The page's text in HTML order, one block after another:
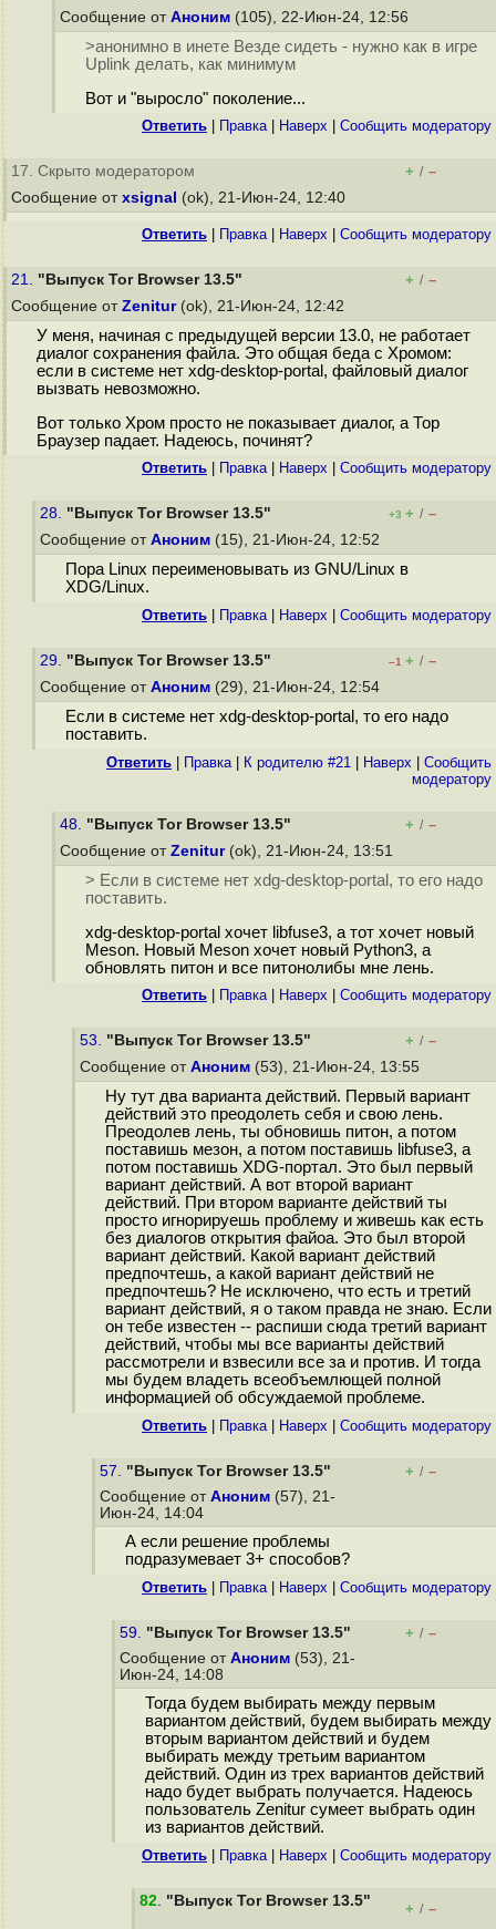
Сообщение от Аноним (105), 22-Июн-24, 12:56
>анонимно в инете Везде сидеть - нужно как в игре
Uplink делать, как минимум
Вот и "выросло" поколение...
Ответить Правка| Наверх Cообщить модератору
17. Скрыто модератором + / –
Сообщение от xsignal (ok), 21-Июн-24, 12:40
Ответить Правка| Наверх Cообщить модератору
21. "Выпуск Tor Browser 13.5" + / –
Сообщение от Zenitur(ok), 21-Июн-24, 12:42
У меня, начиная с предыдущей версии 13.0, не работает
диалог сохранения файла. Это общая беда с Хромом:
если в системе нет xdg-desktop-portal, файловый диалог
вызвать невозможно.
Вот только Хром просто не показывает диалог, а Тор
Браузер падает. Надеюсь, починят?
Ответить Правка| Наверх Cообщить модератору
28. "Выпуск Tor Browser 13.5" +3 + / –
Сообщение от Аноним (15), 21-Июн-24, 12:52
Пора Linux переименовывать из GNU/Linux в
XDG/Linux.
Ответить Правка| Наверх Cообщить модератору
29. "Выпуск Tor Browser 13.5" –1 + / –
Сообщение от Аноним (29), 21-Июн-24, 12:54
Если в системе нет xdg-desktop-portal, то его надо
поставить.
Ответить Правка| К родителю #21 Наверх
Cообщить
модератору
48. "Выпуск Tor Browser 13.5" + / –
Сообщение от Zenitur(ok), 21-Июн-24, 13:51
> Если в системе нет xdg-desktop-portal, то его надо
поставить.
xdg-desktop-portal хочет libfuse3, а тот хочет новый
Meson. Новый Meson хочет новый Python3, а
обновлять питон и все питонолибы мне лень.
Ответить Правка| Наверх Cообщить модератору
53. "Выпуск Tor Browser 13.5" + / –
Сообщение от Аноним (53), 21-Июн-24, 13:55
Ну тут два варианта действий. Первый вариант
действий это преодолеть себя и свою лень.
Преодолев лень, ты обновишь питон, а потом
поставишь мезон, а потом поставишь libfuse3, а
потом поставишь XDG-портал. Это был первый
вариант действий. А вот второй вариант
действий. При втором варианте действий ты
просто игнорируешь проблему и живешь как есть
без диалогов открытия файоа. Это был второй
вариант действий. Какой вариант действий
предпочтешь, а какой вариант действий не
предпочтешь? Не исключено, что есть и третий
вариант действий, я о таком правда не знаю. Если
он тебе известен -- распиши сюда третий вариант
действий, чтобы мы все варианты действий
рассмотрели и взвесили все за и против. И тогда
мы будем владеть всеобъемлющей полной
информацией об обсуждаемой проблеме.
Ответить Правка| Наверх Cообщить модератору
57. "Выпуск Tor Browser 13.5" + / –
Сообщение от Аноним (57), 21-
Июн-24, 14:04
А если решение проблемы
подразумевает 3+ способов?
Ответить Правка| Наверх Cообщить модератору
59. "Выпуск Tor Browser 13.5" + / –
Сообщение от Аноним (53), 21-
Июн-24, 14:08
Тогда будем выбирать между первым
вариантом действий, будем выбирать между
вторым вариантом действий и будем
выбирать между третьим вариантом
действий. Один из трех вариантов действий
надо будет выбрать получается. Надеюсь
пользователь Zenitur сумеет выбрать один
из вариантов действий.
Ответить Правка| Наверх Cообщить модератору
82. "Выпуск Tor Browser 13.5" + / –